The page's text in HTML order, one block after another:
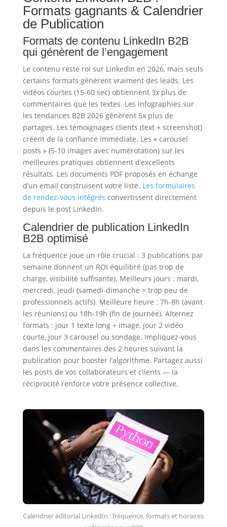
Formats gagnants & Calendrier
de Publication
Formats de contenu LinkedIn B2B
qui génèrent de l’engagement
Le contenu reste roi sur LinkedIn en 2026, mais seuls
certains formats génèrent vraiment des leads. Les
vidéos courtes (15-60 sec) obtiennent 3x plus de
commentaires que les textes. Les infographies sur
les tendances B2B 2026 génèrent 5x plus de
partages. Les témoignages clients (text + screenshot)
créent de la confiance immédiate. Les « carousel
posts » (5-10 images avec numérotation) sur les
meilleures pratiques obtiennent d’excellents
résultats. Les documents PDF proposés en échange
d’un email construisent votre liste. Les formulaires
de rendez-vous intégrés convertissent directement
depuis le post LinkedIn.
Calendrier de publication LinkedIn
B2B optimisé
La fréquence joue un rôle crucial : 3 publications par
semaine donnent un ROI équilibré (pas trop de
charge, visibilité suffisante). Meilleurs jours : mardi,
mercredi, jeudi (samedi-dimanche = trop peu de
professionnels actifs). Meilleure heure : 7h-8h (avant
les réunions) ou 18h-19h (fin de journée). Alternez
formats : jour 1 texte long + image, jour 2 vidéo
courte, jour 3 carousel ou sondage. Impliquez-vous
dans les commentaires des 2 heures suivant la
publication pour booster l’algorithme. Partagez aussi
les posts de vos collaborateurs et clients — la
réciprocité renforce votre présence collective.
Calendrier éditorial LinkedIn : fréquence, formats et horaires